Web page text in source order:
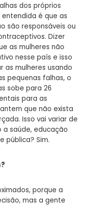
dos próprios
é que as
são responsáveis ou
Dizer
as mulheres não
nesse país e isso
as mulheres usando
pequenas falhas, o
sobe para 26
para as
que não exista
Isso vai variar de
a saúde, educação
pública? Sim.
porque a
mas a gente